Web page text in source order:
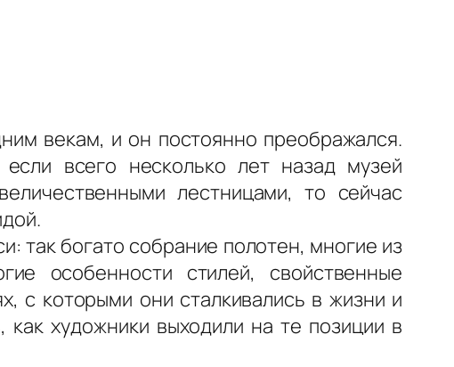
векам, и он постоянно преображался.
всего несколько лет назад музей
лестницами, то сейчас
так богато собрание полотен, многие из
особенности стилей, свойственные
с которыми они сталкивались в жизни и
художники выходили на те позиции в